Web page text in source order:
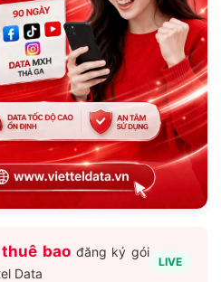
thuê bao đăng ký gói
Data
LIVE